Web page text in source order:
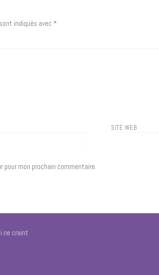
indiqués avec *
SITE WEB
pour mon prochain commentaire.
ne craint